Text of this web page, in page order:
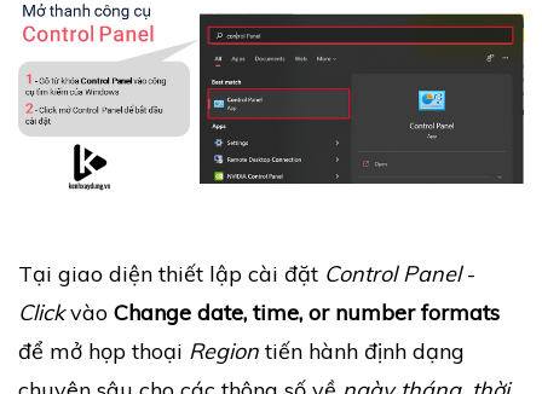
Tại giao diện thiết lập cài đặt Control Panel-
Clickvào Change date, time, or number formats
để mở họp thoại Regiontiến hành định dạng